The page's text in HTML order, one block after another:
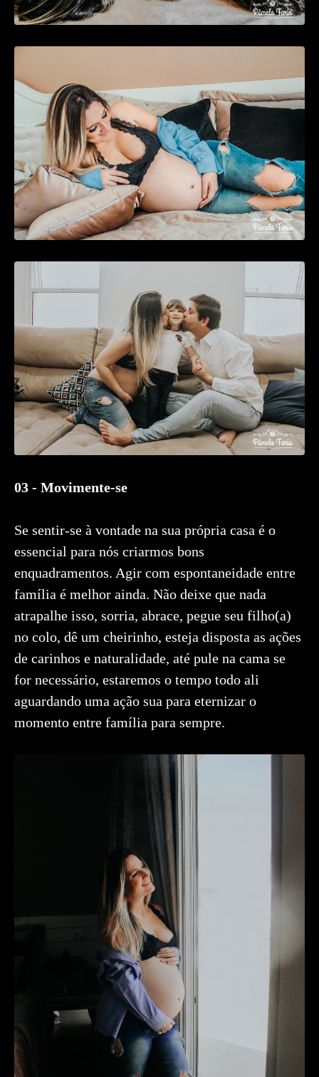
03 - Movimente-se
Se sentir-se à vontade na sua própria casa é o
essencial para nós criarmos bons
enquadramentos. Agir com espontaneidade entre
família é melhor ainda. Não deixe que nada
atrapalhe isso, sorria, abrace, pegue seu filho(a)
no colo, dê um cheirinho, esteja disposta as ações
de carinhos e naturalidade, até pule na cama se
for necessário, estaremos o tempo todo ali
aguardando uma ação sua para eternizar o
momento entre família para sempre.